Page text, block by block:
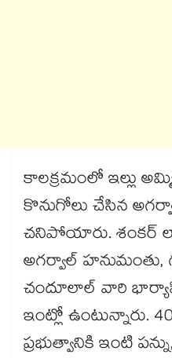
కాలక్రమంలో ఇల్లు
కొనుగోలు చేసిన
చనిపోయారు. శంకర్
అగర్వాల్
చందూలాల్ వారి
ఇంట్లో ఉంటున్నారు.
ప్రభుత్వానికి ఇంటి